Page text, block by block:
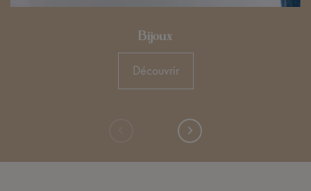
Bijoux
Découvrir